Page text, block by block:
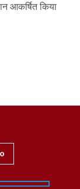
आकर्षित किया